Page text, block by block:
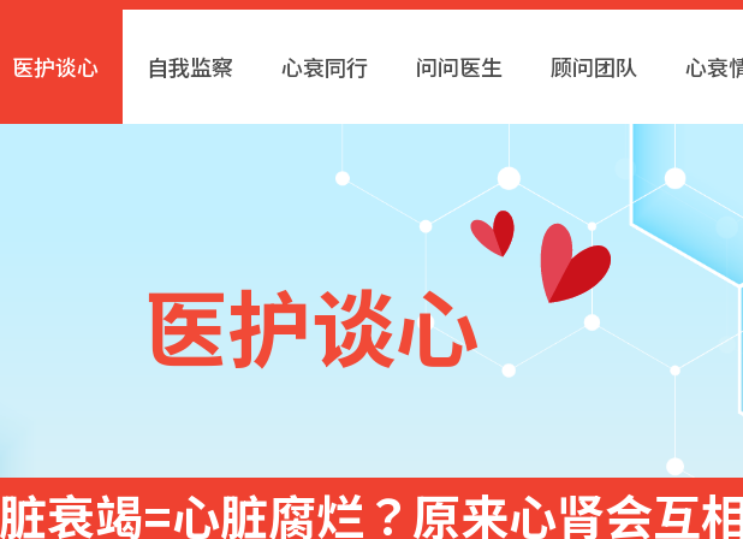
医护谈心 自我监察 心衰同行 问问医生 顾问团队 心衰
医护谈心
脏衰竭=心脏腐烂？原来心肾会互